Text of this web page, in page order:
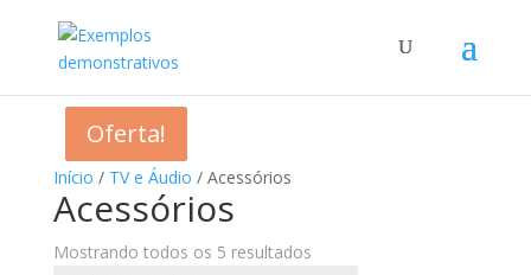
Início / TV e Áudio / Acessórios
Acessórios
Mostrando todos os 5 resultados
Oferta!
Oferta!